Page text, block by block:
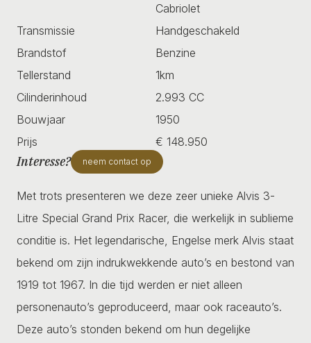
Cabriolet
Transmissie
Handgeschakeld
Brandstof
Benzine
Tellerstand
1km
Cilinderinhoud
2.993 CC
Bouwjaar
1950
Prijs
€ 148.950
Interesse? neem contact op
Met trots presenteren we deze zeer unieke Alvis 3-
Litre Special Grand Prix Racer, die werkelijk in sublieme
conditie is. Het legendarische, Engelse merk Alvis staat
bekend om zijn indrukwekkende auto’s en bestond van
1919 tot 1967. In die tijd werden er niet alleen
personenauto’s geproduceerd, maar ook raceauto’s.
Deze auto’s stonden bekend om hun degelijke